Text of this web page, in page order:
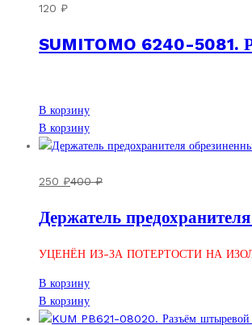
Опции
вариаций.
товара.
120 ₽
SUMITOMO 6240-5081.
В корзину
В корзину
250 ₽400₽
Держатель
УЦЕНЁН ИЗ-ЗА ПОТЕРТОСТИ НА
В корзину
В корзину